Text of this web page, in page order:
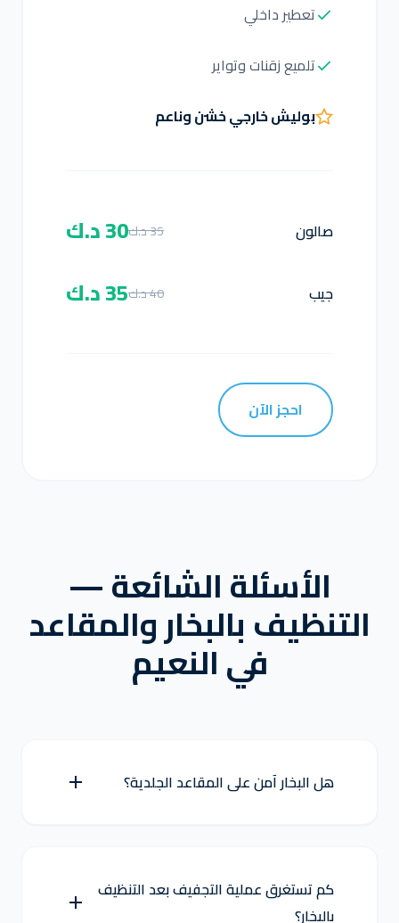
تعطير داخلي
تلميع زقنات وتواير
بوليش خارجي خشن وناعم
صالون 35 د.ك 30 د.ك
جيب 40 د.ك 35 د.ك
احجز الآن
الأسئلة الشائعة —
التنظيف بالبخار والمقاعد
في النعيم
هل البخار آمن على المقاعد الجلدية؟
كم تستغرق عملية التجفيف بعد التنظيف
بالبخار؟